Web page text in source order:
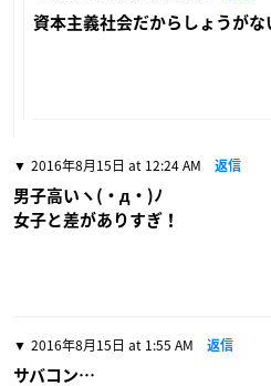
資本主義社会だからしょうがな
2016年8月15日 at 12:24 AM 返信
男子高いヽ(・д・)ﾉ
女子と差がありすぎ！
2016年8月15日 at 1:55 AM 返信
サバコン…